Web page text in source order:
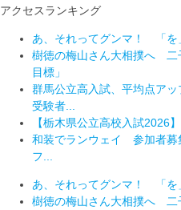
アクセスランキング
あ、それってグンマ！ 「を
樹徳の梅山さん大相撲へ
目標」
群馬公立高入試、平均点ア
受験者...
【栃木県公立高校入試2026
和装でランウェイ 参加者募
フ...
あ、それってグンマ！ 「を
樹徳の梅山さん大相撲へ